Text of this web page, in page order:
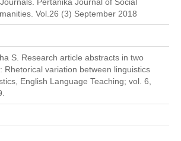
วัสดิการนักศึกษา
าลัยมหิดล
Vol.26 (3) September 2018
S. Research article abstracts in two
Rhetorical variation between linguistics
English Language Teaching; vol. 6,